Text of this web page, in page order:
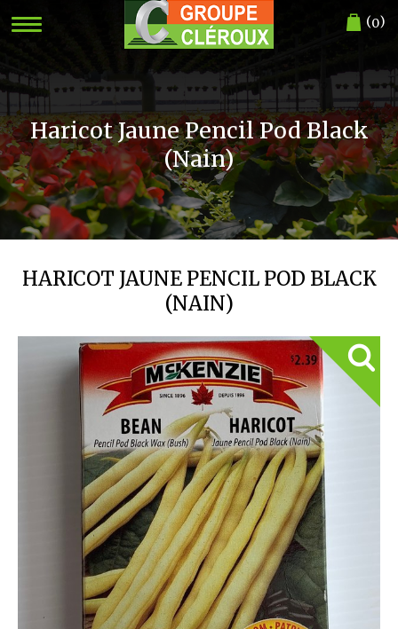
(0)
Haricot Jaune Pencil Pod Black
(Nain)
HARICOT JAUNE PENCIL POD BLACK
(NAIN)